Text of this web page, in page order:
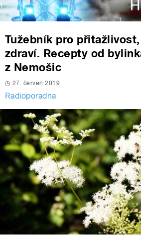
Tužebník pro
zdraví. Recepty od
z Nemošic
27. červen 2019
Radioporadna